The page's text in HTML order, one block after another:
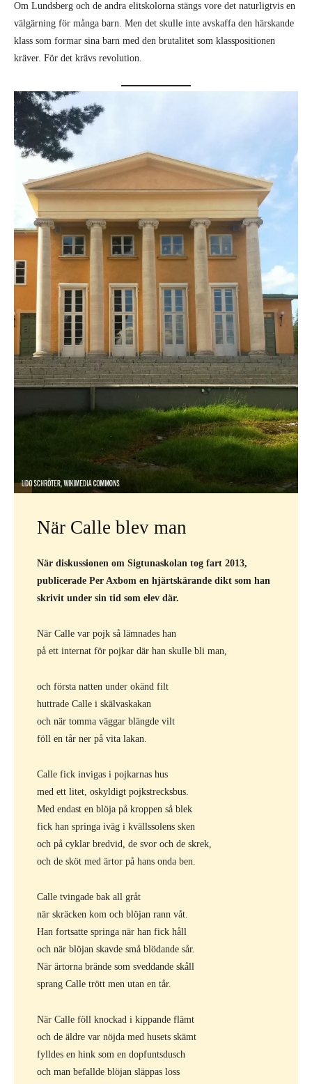
Om Lundsberg och de andra elitskolorna stängs vore det naturligtvis en
välgärning för många barn. Men det skulle inte avskaffa den härskande
klass som formar sina barn med den brutalitet som klasspositionen
kräver. För det krävs revolution.
När Calle blev man
När diskussionen om Sigtunaskolan tog fart 2013,
publicerade Per Axbom en hjärtskärande dikt som han
skrivit under sin tid som elev där.
När Calle var pojk så lämnades han
på ett internat för pojkar där han skulle bli man,
och första natten under okänd filt
huttrade Calle i skälvaskakan
och när tomma väggar blängde vilt
föll en tår ner på vita lakan.
Calle fick invigas i pojkarnas hus
med ett litet, oskyldigt pojkstrecksbus.
Med endast en blöja på kroppen så blek
fick han springa iväg i kvällssolens sken
och på cyklar bredvid, de svor och de skrek,
och de sköt med ärtor på hans onda ben.
Calle tvingade bak all gråt
när skräcken kom och blöjan rann våt.
Han fortsatte springa när han fick håll
och när blöjan skavde små blödande sår.
När ärtorna brände som sveddande skåll
sprang Calle trött men utan en tår.
När Calle föll knockad i kippande flämt
och de äldre var nöjda med husets skämt
fylldes en hink som en dopfuntsdusch
och man befallde blöjan släppas loss